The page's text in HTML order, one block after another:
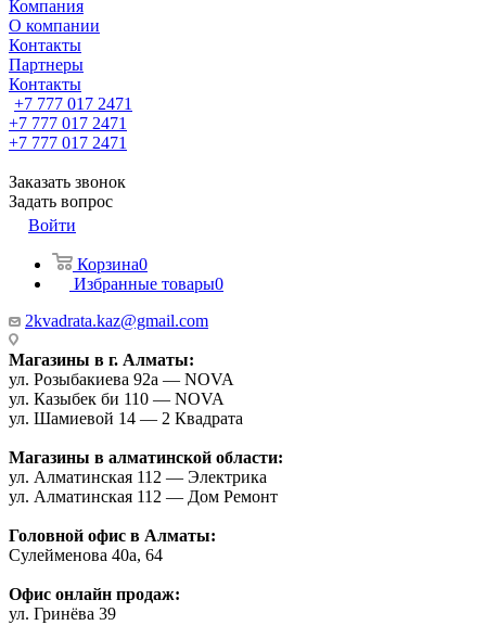
Компания
О компании
Контакты
Партнеры
Контакты
+7 777 017 2471
+7 777 017 2471
+7 777 017 2471
Заказать звонок
Задать вопрос
Войти
Корзина0
Избранные товары0
2kvadrata.kaz@gmail.com
Магазины в г. Алматы:
ул. Розыбакиева 92а — NOVA
ул. Казыбек би 110 — NOVA
ул. Шамиевой 14 — 2 Квадрата
Магазины в алматинской области:
ул. Алматинская 112 — Электрика
ул. Алматинская 112 — Дом Ремонт
Головной офис в Алматы:
Сулейменова 40а, 64
Офис онлайн продаж:
ул. Гринёва 39